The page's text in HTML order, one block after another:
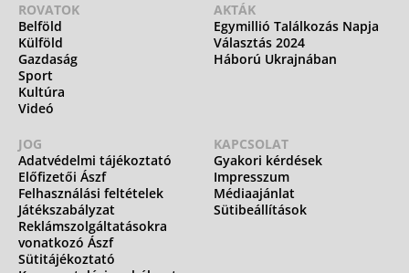
ROVATOK
Belföld
Külföld
Gazdaság
Sport
Kultúra
Videó
AKTÁK
Egymillió Találkozás Napja
Választás 2024
Háború Ukrajnában
JOG
Adatvédelmi tájékoztató
Előfizetői Ászf
Felhasználási feltételek
Játékszabályzat
Reklámszolgáltatásokra
vonatkozó Ászf
Sütitájékoztató
KAPCSOLAT
Gyakori kérdések
Impresszum
Médiaajánlat
Sütibeállítások